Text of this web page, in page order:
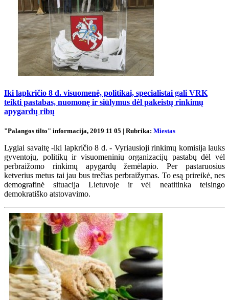
Iki lapkričio 8 d. visuomenė, politikai, specialistai gali VRK
teikti pastabas, nuomonę ir siūlymus dėl pakeistų rinkimų
apygardų ribų
"Palangos tilto" informacija, 2019 11 05 | Rubrika: Miestas
Lygiai savaitę -iki lapkričio 8 d. - Vyriausioji rinkimų komisija lauks
gyventojų, politikų ir visuomeninių organizacijų pastabų dėl vėl
perbraižomo rinkimų apygardų žemėlapio. Per pastaruosius
ketverius metus tai jau bus trečias perbraižymas. To esą prireikė, nes
demografinė situacija Lietuvoje ir vėl neatitinka teisingo
demokratiško atstovavimo.